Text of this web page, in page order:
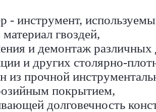
- инструмент,
гвоздей,
и демонтаж
и других столярно-
из прочной
покрытием,
долговечность